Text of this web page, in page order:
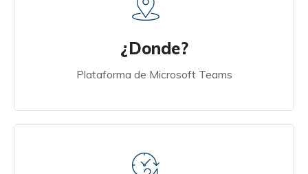
¿Donde?
Plataforma de Microsoft Teams